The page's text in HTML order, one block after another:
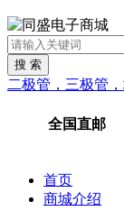
二极管，三极管
全国直邮
首页
商城介绍